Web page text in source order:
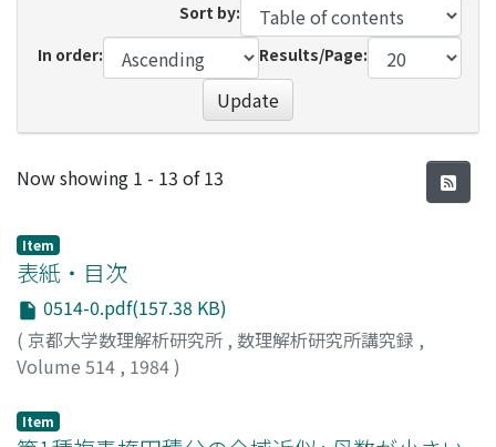
Sort by:
In order:
Results/Page:
Update
Recent Submissions
Now showing 1 - 13 of 13
Item
表紙・目次
0514-0.pdf(157.38 KB)
( 京都大学数理解析研究所 , 数理解析研究所講究録 ,
Volume 514 , 1984)
Item